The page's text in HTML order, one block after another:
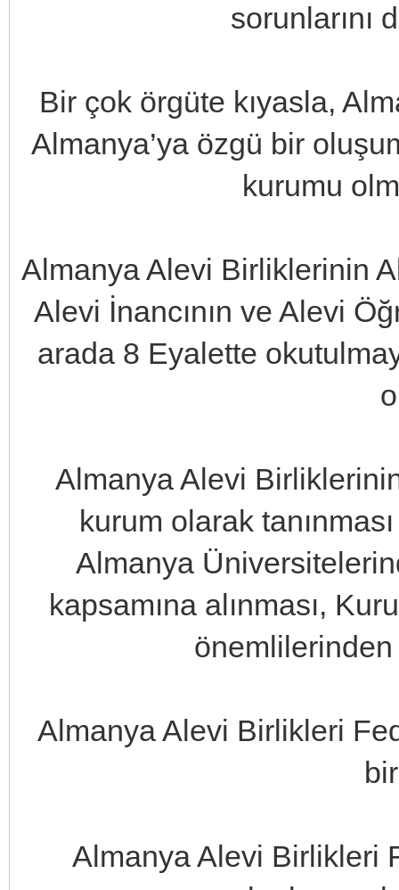
sorunlarını
Bir çok örgüte kıyasla,
Almanya’ya özgü bir
kurumu
Almanya Alevi Birliklerinin
Alevi İnancının ve Alevi
arada 8 Eyalette
Almanya Alevi
kurum olarak
Almanya
kapsamına alınması,
önemlilerinden
Almanya Alevi Birlikleri
Almanya Alevi Birlikleri